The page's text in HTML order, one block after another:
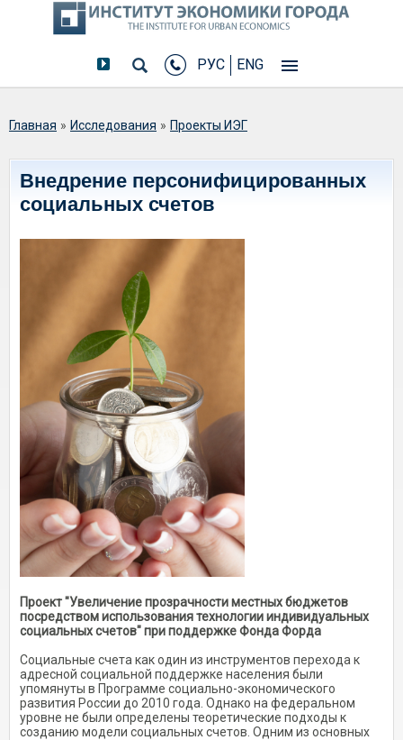
РУС ENG
Вы здесь
Главная » Исследования » Проекты ИЭГ
Внедрение персонифицированных
социальных счетов
Проект "Увеличение прозрачности местных бюджетов
посредством использования технологии индивидуальных
социальных счетов" при поддержке Фонда Форда
Социальные счета как один из инструментов перехода к
адресной социальной поддержке населения были
упомянуты в Программе социально-экономического
развития России до 2010 года. Однако на федеральном
уровне не были определены теоретические подходы к
созданию модели социальных счетов. Одним из основных